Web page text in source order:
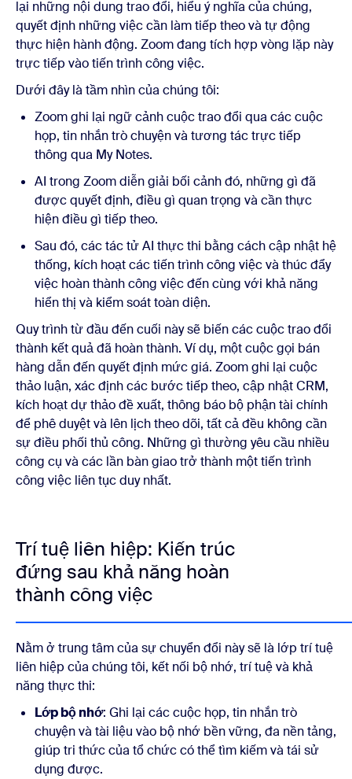
lại những nội dung trao đổi, hiểu ý nghĩa của chúng,
quyết định những việc cần làm tiếp theo và tự động
thực hiện hành động. Zoom đang tích hợp vòng lặp này
trực tiếp vào tiến trình công việc.
Dưới đây là tầm nhìn của chúng tôi:
Zoom ghi lại ngữ cảnh cuộc trao đổi qua các cuộc
họp, tin nhắn trò chuyện và tương tác trực tiếp
thông qua My Notes.
AI trong Zoom diễn giải bối cảnh đó, những gì đã
được quyết định, điều gì quan trọng và cần thực
hiện điều gì tiếp theo.
Sau đó, các tác tử AI thực thi bằng cách cập nhật hệ
thống, kích hoạt các tiến trình công việc và thúc đẩy
việc hoàn thành công việc đến cùng với khả năng
hiển thị và kiểm soát toàn diện.
Quy trình từ đầu đến cuối này sẽ biến các cuộc trao đổi
thành kết quả đã hoàn thành. Ví dụ, một cuộc gọi bán
hàng dẫn đến quyết định mức giá. Zoom ghi lại cuộc
thảo luận, xác định các bước tiếp theo, cập nhật CRM,
kích hoạt dự thảo đề xuất, thông báo bộ phận tài chính
để phê duyệt và lên lịch theo dõi, tất cả đều không cần
sự điều phối thủ công. Những gì thường yêu cầu nhiều
công cụ và các lần bàn giao trở thành một tiến trình
công việc liên tục duy nhất.
Trí tuệ liên hiệp: Kiến trúc
đứng sau khả năng hoàn
thành công việc
Nằm ở trung tâm của sự chuyển đổi này sẽ là lớp trí tuệ
liên hiệp của chúng tôi, kết nối bộ nhớ, trí tuệ và khả
năng thực thi:
Lớp bộ nhớ: Ghi lại các cuộc họp, tin nhắn trò
chuyện và tài liệu vào bộ nhớ bền vững, đa nền tảng,
giúp tri thức của tổ chức có thể tìm kiếm và tái sử
dụng được.